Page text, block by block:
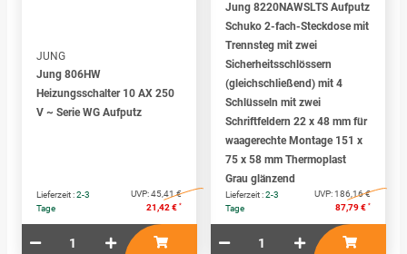
JUNG
Jung 806HW
Heizungsschalter 10 AX 250
V ~ Serie WG Aufputz
Lieferzeit :2-3
Tage
UVP:45,41 €
21,42 € *
Jung 8220NAWSLTS Aufputz
Schuko 2-fach-Steckdose mit
Trennsteg mit zwei
Sicherheitsschlössern
(gleichschließend) mit 4
Schlüsseln mit zwei
Schriftfeldern 22 x 48 mm für
waagerechte Montage 151 x
75 x 58 mm Thermoplast
Grau glänzend
Lieferzeit :2-3
Tage
UVP:186,16 €
87,79 € *